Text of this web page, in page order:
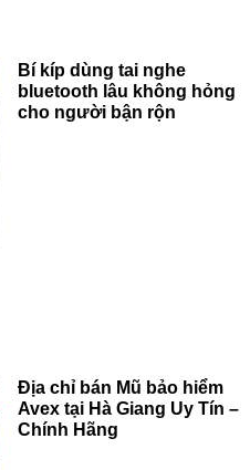
Bí kíp dùng tai nghe
bluetooth lâu không hỏng
cho người bận rộn
Địa chỉ bán Mũ bảo hiểm
Avex tại Hà Giang Uy Tín –
Chính Hãng